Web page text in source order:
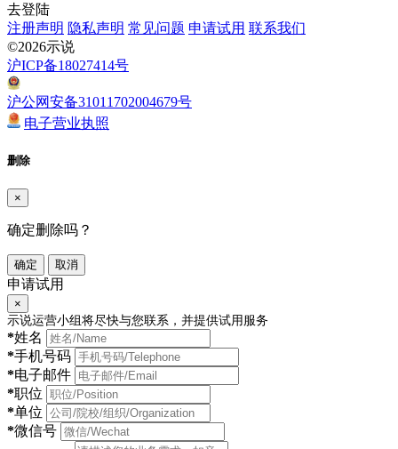
去登陆
注册声明 隐私声明 常见问题 申请试用 联系我们
©2026示说
沪ICP备18027414号
沪公网安备31011702004679号
电子营业执照
删除
×
确定删除吗？
确定 取消
申请试用
×
示说运营小组将尽快与您联系，并提供试用服务
*姓名
*手机号码
*电子邮件
*职位
*单位
*微信号